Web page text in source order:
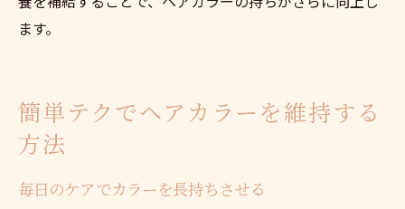
ます。
簡単テクでヘアカラーを維持する
方法
毎日のケアでカラーを長持ちさせる